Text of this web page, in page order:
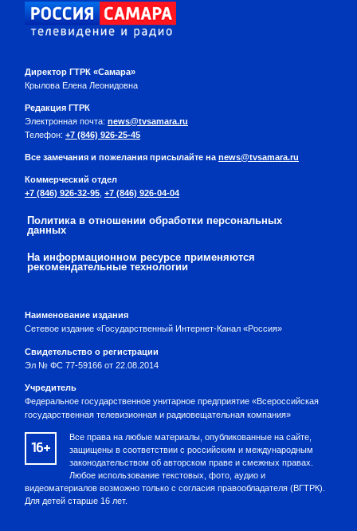
Директор ГТРК «Самара»
Крылова Елена Леонидовна
Редакция ГТРК
Электронная почта: news@tvsamara.ru
Телефон: +7 (846) 926-25-45
Все замечания и пожелания присылайте на news@tvsamara.ru
Коммерческий отдел
+7 (846) 926-32-95 +7 (846) 926-04-04
Политика в отношении обработки персональных
данных
На информационном ресурсе применяются
рекомендательные технологии
Наименование издания
Сетевое издание «Государственный Интернет-Канал «Россия»
Свидетельство о регистрации
Эл № ФС 77-59166 от 22.08.2014
Учредитель
Федеральное государственное унитарное предприятие «Всероссийская
государственная телевизионная и радиовещательная компания»
16+
Все права на любые материалы, опубликованные на сайте,
защищены в соответствии с российским и международным
законодательством об авторском праве и смежных правах.
Любое использование текстовых, фото, аудио и
видеоматериалов возможно только с согласия правообладателя (ВГТРК).
Для детей старше 16 лет.